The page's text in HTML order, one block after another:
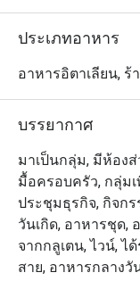
ประเภทอาหาร
อาหารอิตาเลียน, ร้
บรรยากาศ
มาเป็นกลุ่ม, มีห้อง
มื้อครอบครัว, กลุ่ม
ประชุมธุรกิจ, กิจก
วันเกิด, อาหารชุด,
จากกลูเตน, ไวน์, ไ
สาย, อาหารกลางวั